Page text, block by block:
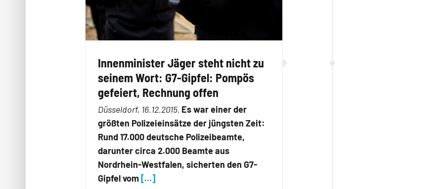
Innenminister Jäger steht nicht zu
seinem Wort: G7-Gipfel: Pompös
gefeiert, Rechnung offen
Düsseldorf, 16.12.2015. Es war einer der
größten Polizeieinsätze der jüngsten Zeit:
Rund 17.000 deutsche Polizeibeamte,
darunter circa 2.000 Beamte aus
Nordrhein-Westfalen, sicherten den G7-
Gipfel vom […]